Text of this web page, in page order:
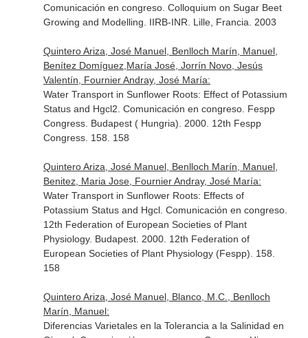
Comunicación en congreso. Colloquium on Sugar Beet
Growing and Modelling. IIRB-INR. Lille, Francia. 2003
Quintero Ariza, José Manuel, Benlloch Marín, Manuel,
Benítez Domíguez,María José, Jorrín Novo, Jesús
Valentín, Fournier Andray, José María:
Water Transport in Sunflower Roots: Effect of Potassium
Status and Hgcl2. Comunicación en congreso. Fespp
Congress. Budapest ( Hungria). 2000. 12th Fespp
Congress. 158. 158
Quintero Ariza, José Manuel, Benlloch Marín, Manuel,
Benitez, Maria Jose, Fournier Andray, José María:
Water Transport in Sunflower Roots: Effects of
Potassium Status and Hgcl. Comunicación en congreso.
12th Federation of European Societies of Plant
Physiology. Budapest. 2000. 12th Federation of
European Societies of Plant Physiology (Fespp). 158.
158
Quintero Ariza, José Manuel, Blanco, M.C., Benlloch
Marín, Manuel:
Diferencias Varietales en la Tolerancia a la Salinidad en